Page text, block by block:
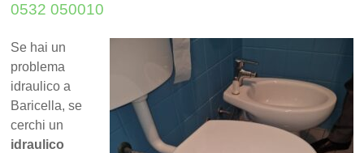
0532 050010
Se hai un
problema
idraulico a
Baricella, se
cerchi un
idraulico